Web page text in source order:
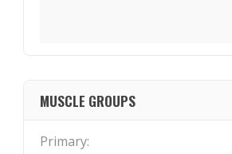
MUSCLE GROUPS
Primary: